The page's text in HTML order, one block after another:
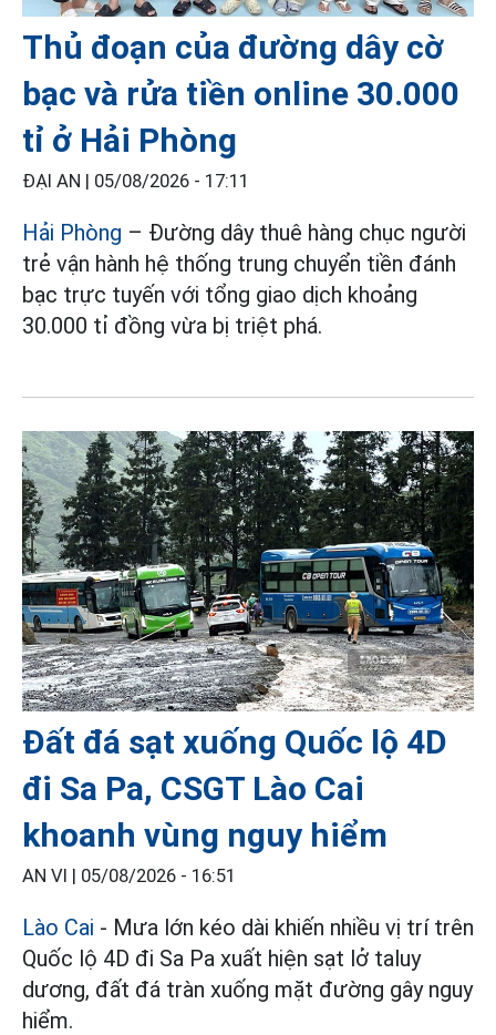
Thủ đoạn của đường dây cờ
bạc và rửa tiền online 30.000
tỉ ở Hải Phòng
ĐẠI AN | 05/08/2026 - 17:11
Hải Phòng – Đường dây thuê hàng chục người
trẻ vận hành hệ thống trung chuyển tiền đánh
bạc trực tuyến với tổng giao dịch khoảng
30.000 tỉ đồng vừa bị triệt phá.
Đất đá sạt xuống Quốc lộ 4D
đi Sa Pa, CSGT Lào Cai
khoanh vùng nguy hiểm
AN VI | 05/08/2026 - 16:51
Lào Cai - Mưa lớn kéo dài khiến nhiều vị trí trên
Quốc lộ 4D đi Sa Pa xuất hiện sạt lở taluy
dương, đất đá tràn xuống mặt đường gây nguy
hiểm.